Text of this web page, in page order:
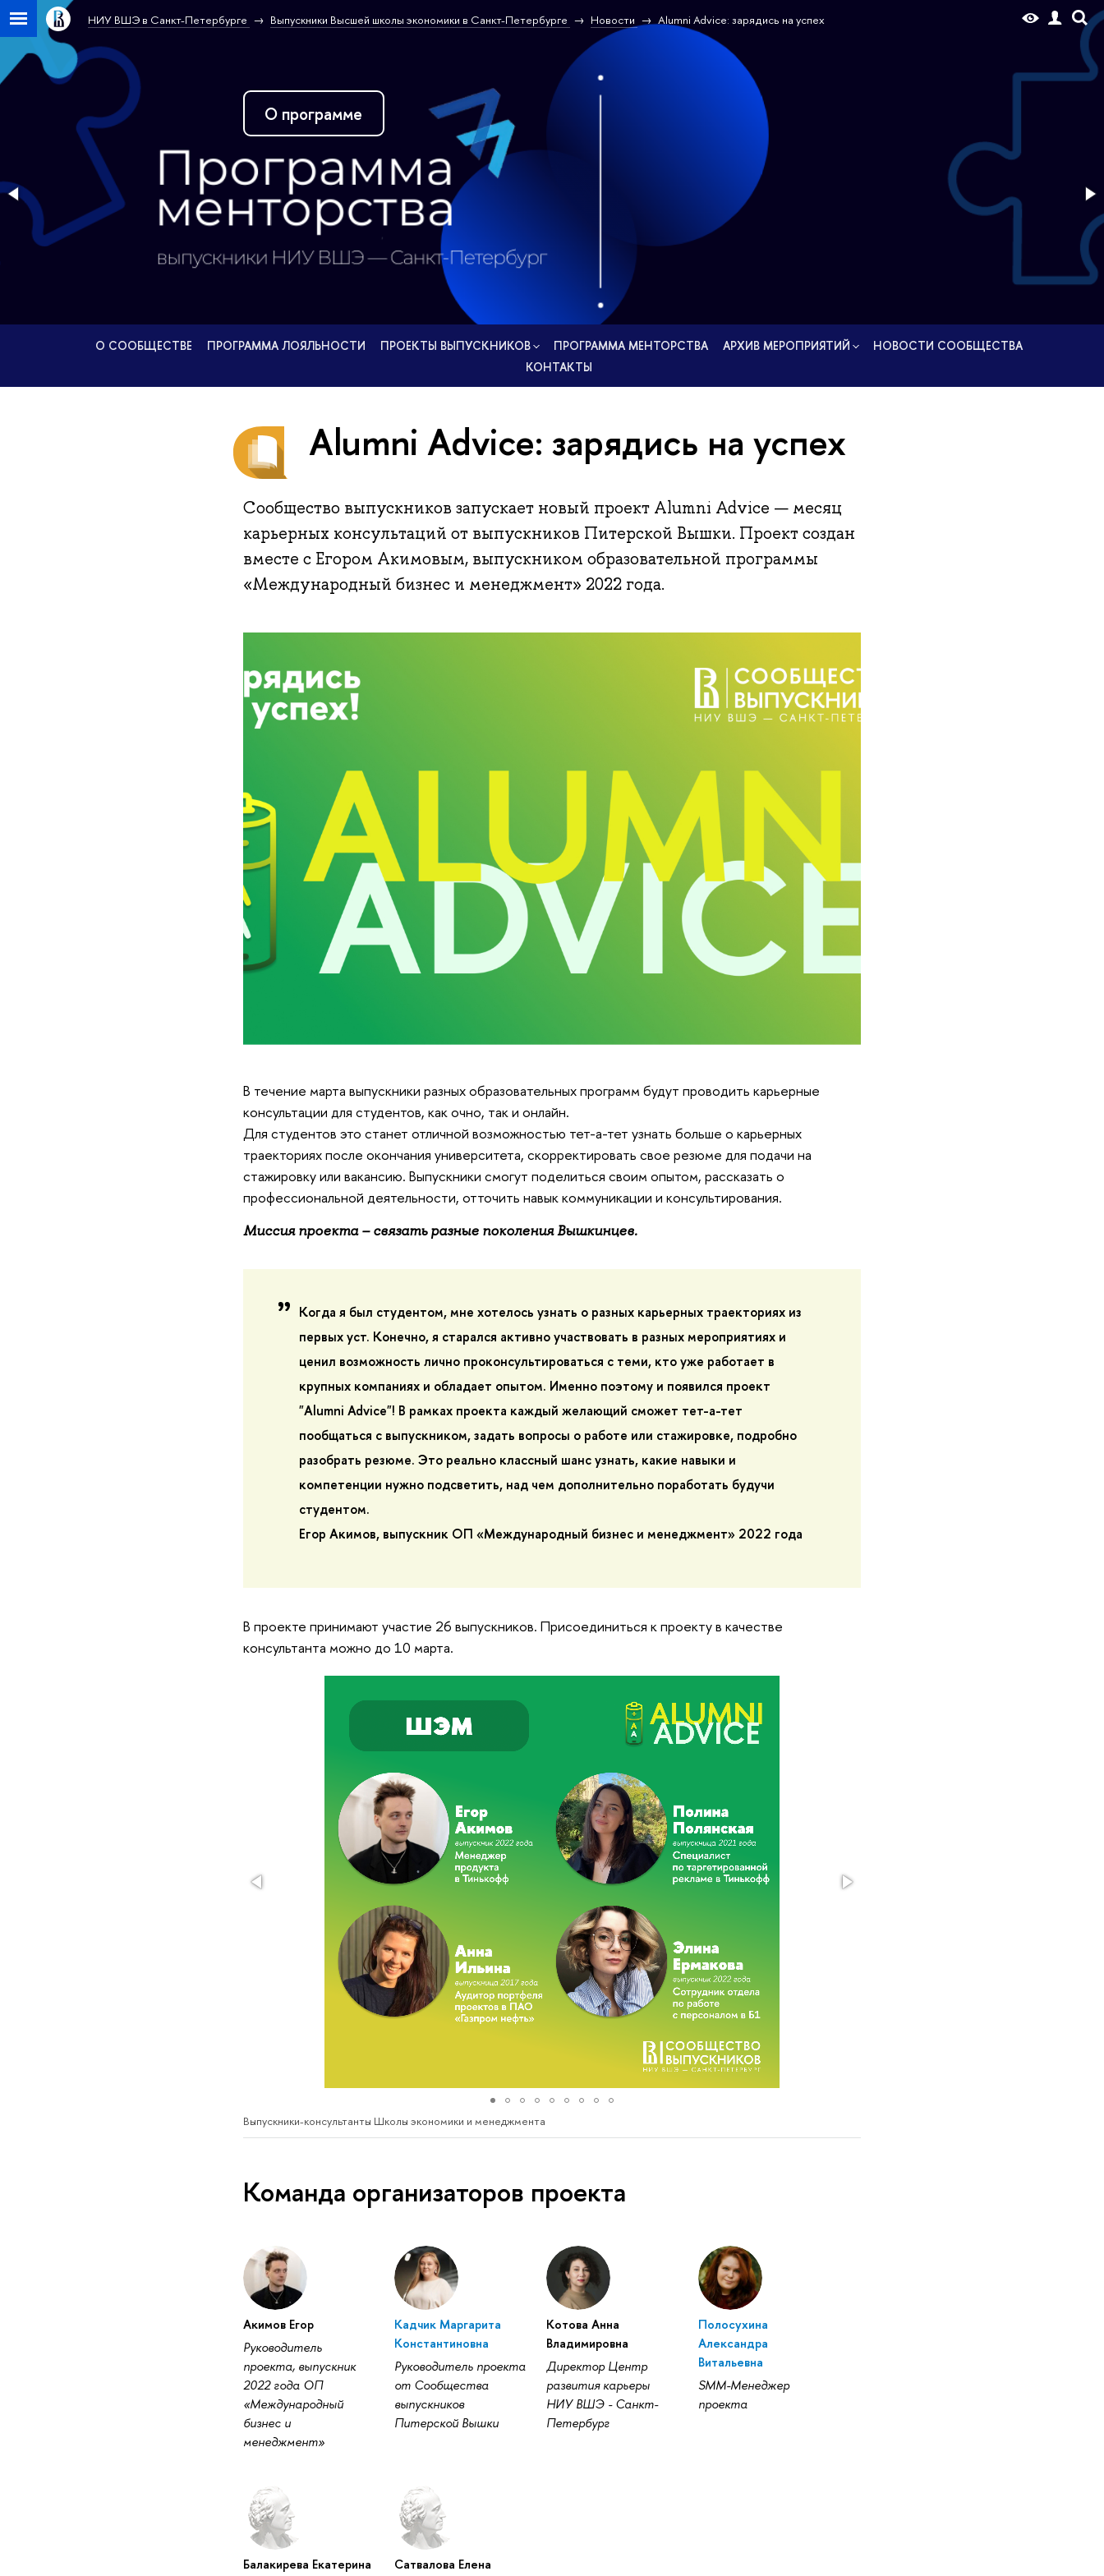
НИУ ВШЭ в Санкт-Петербурге Выпускники Высшей школы экономики в Санкт-Петербурге Новости Alumni Advice: зарядись на успех
О программе
О СООБЩЕСТВЕ ПРОГРАММА ЛОЯЛЬНОСТИ ПРОЕКТЫ ВЫПУСКНИКОВ ПРОГРАММА МЕНТОРСТВА АРХИВ МЕРОПРИЯТИЙ
НОВОCТИ СООБЩЕСТВА
КОНТАКТЫ
Alumni Advice: зарядись на успех
Сообщество выпускников запускает новый проект Alumni Advice — месяц
карьерных консультаций от выпускников Питерской Вышки. Проект создан
вместе с Егором Акимовым, выпускником образовательной программы
«Международный бизнес и менеджмент» 2022 года.
В течение марта выпускники разных образовательных программ будут проводить карьерные
консультации для студентов, как очно, так и онлайн.
Для студентов это станет отличной возможностью тет-а-тет узнать больше о карьерных
траекториях после окончания университета, скорректировать свое резюме для подачи на
стажировку или вакансию. Выпускники смогут поделиться своим опытом, рассказать о
профессиональной деятельности, отточить навык коммуникации и консультирования.
Миссия проекта – связать разные поколения Вышкинцев.
Когда я был студентом, мне хотелось узнать о разных карьерных траекториях из
первых уст. Конечно, я старался активно участвовать в разных мероприятиях и
ценил возможность лично проконсультироваться с теми, кто уже работает в
крупных компаниях и обладает опытом. Именно поэтому и появился проект
"Alumni Advice"! В рамках проекта каждый желающий сможет тет-а-тет
пообщаться с выпускником, задать вопросы о работе или стажировке, подробно
разобрать резюме. Это реально классный шанс узнать, какие навыки и
компетенции нужно подсветить, над чем дополнительно поработать будучи
студентом.
Егор Акимов, выпускник ОП «Международный бизнес и менеджмент» 2022 года
В проекте принимают участие 26 выпускников. Присоединиться к проекту в качестве
консультанта можно до 10 марта.
Выпускники-консультанты Школы экономики и менеджмента
Команда организаторов проекта
Акимов Егор
Руководитель
проекта, выпускник
2022 года ОП
«Международный
бизнес и
менеджмент»
Кадчик Маргарита
Константиновна
Руководитель проекта
от Сообщества
выпускников
Питерской Вышки
Котова Анна
Владимировна
Директор Центр
развития карьеры
НИУ ВШЭ - Санкт-
Петербург
Полосухина
Александра
Витальевна
SMM-Менеджер
проекта
Балакирева Екатерина Сатвалова Елена